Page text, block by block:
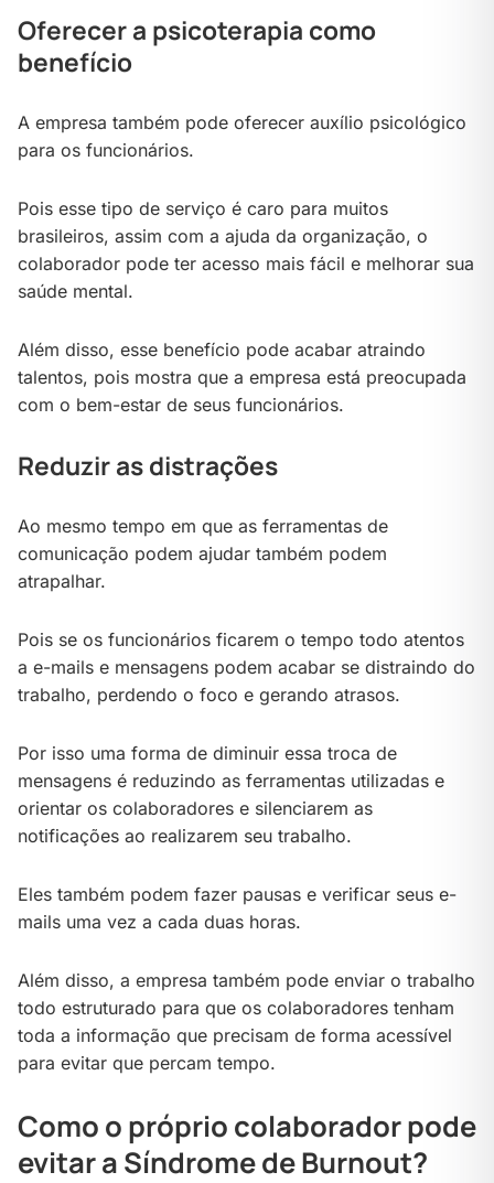
Oferecer a psicoterapia como
benefício
A empresa também pode oferecer auxílio psicológico
para os funcionários.
Pois esse tipo de serviço é caro para muitos
brasileiros, assim com a ajuda da organização, o
colaborador pode ter acesso mais fácil e melhorar sua
saúde mental.
Além disso, esse benefício pode acabar atraindo
talentos, pois mostra que a empresa está preocupada
com o bem-estar de seus funcionários.
Reduzir as distrações
Ao mesmo tempo em que as ferramentas de
comunicação podem ajudar também podem
atrapalhar.
Pois se os funcionários ficarem o tempo todo atentos
a e-mails e mensagens podem acabar se distraindo do
trabalho, perdendo o foco e gerando atrasos.
Por isso uma forma de diminuir essa troca de
mensagens é reduzindo as ferramentas utilizadas e
orientar os colaboradores e silenciarem as
notificações ao realizarem seu trabalho.
Eles também podem fazer pausas e verificar seus e-
mails uma vez a cada duas horas.
Além disso, a empresa também pode enviar o trabalho
todo estruturado para que os colaboradores tenham
toda a informação que precisam de forma acessível
para evitar que percam tempo.
Como o próprio colaborador pode
evitar a Síndrome de Burnout?